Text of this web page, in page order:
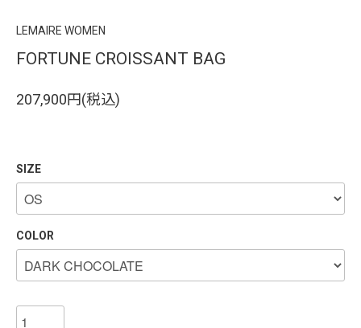
LEMAIRE WOMEN
FORTUNE CROISSANT BAG
207,900円(税込)
SIZE
COLOR